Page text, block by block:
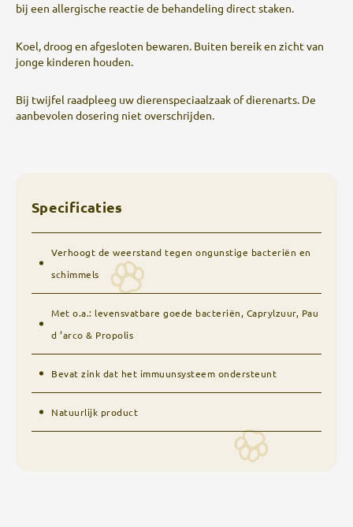
bij een allergische reactie de behandeling direct staken.
Koel, droog en afgesloten bewaren. Buiten bereik en zicht van
jonge kinderen houden.
Bij twijfel raadpleeg uw dierenspeciaalzaak of dierenarts. De
aanbevolen dosering niet overschrijden.
Specificaties
Verhoogt de weerstand tegen ongunstige bacteriën en
schimmels
Met o.a.: levensvatbare goede bacteriën, Caprylzuur, Pau
d ‘arco & Propolis
Bevat zink dat het immuunsysteem ondersteunt
Natuurlijk product